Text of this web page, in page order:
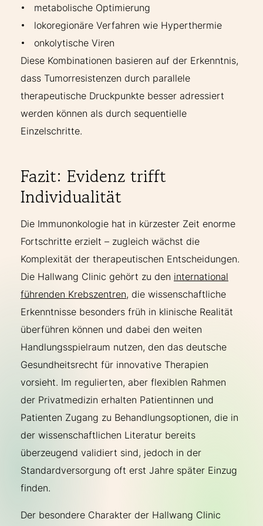
metabolische Optimierung
lokoregionäre Verfahren wie Hyperthermie
onkolytische Viren
Diese Kombinationen basieren auf der Erkenntnis,
dass Tumorresistenzen durch parallele
therapeutische Druckpunkte besser adressiert
werden können als durch sequentielle
Einzelschritte.
Fazit: Evidenz trifft
Individualität
Die Immunonkologie hat in kürzester Zeit enorme
Fortschritte erzielt – zugleich wächst die
Komplexität der therapeutischen Entscheidungen.
Die Hallwang Clinic gehört zu den international
führenden Krebszentren, die wissenschaftliche
Erkenntnisse besonders früh in klinische Realität
überführen können und dabei den weiten
Handlungsspielraum nutzen, den das deutsche
Gesundheitsrecht für innovative Therapien
vorsieht. Im regulierten, aber flexiblen Rahmen
der Privatmedizin erhalten Patientinnen und
Patienten Zugang zu Behandlungsoptionen, die in
der wissenschaftlichen Literatur bereits
überzeugend validiert sind, jedoch in der
Standardversorgung oft erst Jahre später Einzug
finden.
Der besondere Charakter der Hallwang Clinic